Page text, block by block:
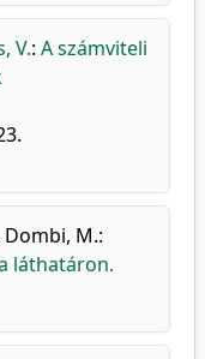
V.: A számviteli
Dombi, M.:
láthatáron.